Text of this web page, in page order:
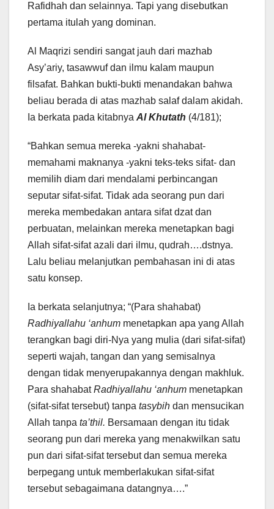
Rafidhah dan selainnya. Tapi yang disebutkan
pertama itulah yang dominan.
Al Maqrizi sendiri sangat jauh dari mazhab
Asy’ariy, tasawwuf dan ilmu kalam maupun
filsafat. Bahkan bukti-bukti menandakan bahwa
beliau berada di atas mazhab salaf dalam akidah.
Ia berkata pada kitabnya Al Khutath (4/181);
“Bahkan semua mereka -yakni shahabat-
memahami maknanya -yakni teks-teks sifat- dan
memilih diam dari mendalami perbincangan
seputar sifat-sifat. Tidak ada seorang pun dari
mereka membedakan antara sifat dzat dan
perbuatan, melainkan mereka menetapkan bagi
Allah sifat-sifat azali dari ilmu, qudrah….dstnya.
Lalu beliau melanjutkan pembahasan ini di atas
satu konsep.
Ia berkata selanjutnya; “(Para shahabat)
Radhiyallahu ‘anhum menetapkan apa yang Allah
terangkan bagi diri-Nya yang mulia (dari sifat-sifat)
seperti wajah, tangan dan yang semisalnya
dengan tidak menyerupakannya dengan makhluk.
Para shahabatRadhiyallahu ‘anhum menetapkan
(sifat-sifat tersebut) tanpa tasybih dan mensucikan
Allah tanpa ta’thil. Bersamaan dengan itu tidak
seorang pun dari mereka yang menakwilkan satu
pun dari sifat-sifat tersebut dan semua mereka
berpegang untuk memberlakukan sifat-sifat
tersebut sebagaimana datangnya….”